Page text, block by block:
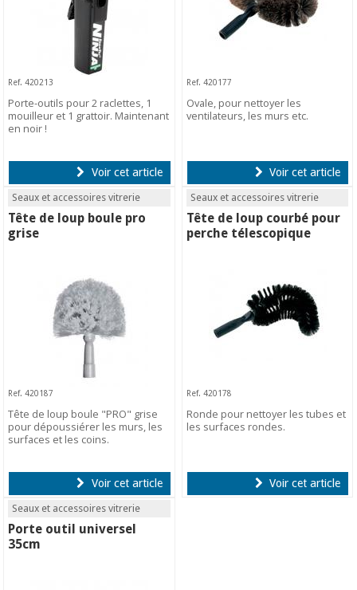
Ref. 420213
Porte-outils pour 2 raclettes, 1
mouilleur et 1 grattoir. Maintenant
en noir !
Voir cet article
Ref. 420177
Ovale, pour nettoyer les
ventilateurs, les murs etc.
Voir cet article
Seaux et accessoires vitrerie
Tête de loup boule pro
grise
Ref. 420187
Tête de loup boule "PRO" grise
pour dépoussiérer les murs, les
surfaces et les coins.
Voir cet article
Seaux et accessoires vitrerie
Tête de loup courbé pour
perche télescopique
Ref. 420178
Ronde pour nettoyer les tubes et
les surfaces rondes.
Voir cet article
Seaux et accessoires vitrerie
Porte outil universel
35cm